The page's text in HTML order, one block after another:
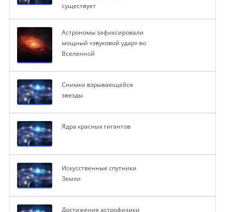
существует
Астрономы зафиксировали
мощный «звуковой удар» во
Вселенной
Снимки взрывающейся
звезды
Ядра красных гигантов
Искусственные спутники
Земли
Достижения астрофизики